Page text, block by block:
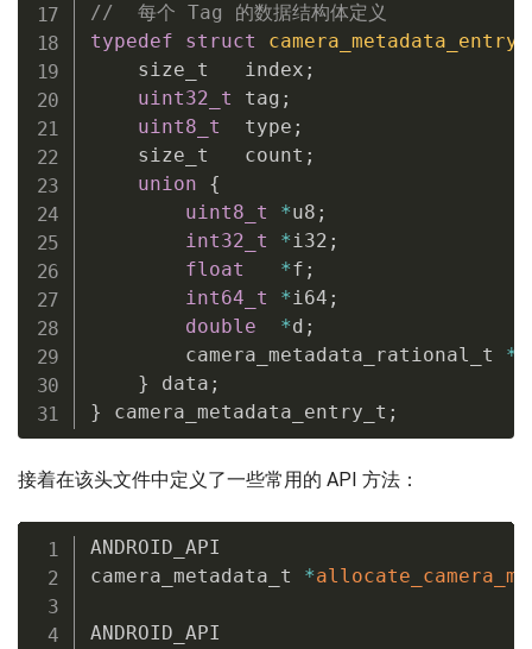
//  每个 Tag 的数据结构体定义
typedef
struct camera_metadata_entry
    size_t   index
;
uint32_t tag ;
uint8_t
  type
;
    size_t   count
;
union
{
uint8_t
*u8 ;
int32_t
*i32 ;
float
*f ;
int64_t
*i64 ;
double
*d ;
        camera_metadata_rational_t
*
} data ;
} camera_metadata_entry_t ;
接着在该头文件中定义了一些常用的 API 方法：
ANDROID_API
camera_metadata_t *
ANDROID_API